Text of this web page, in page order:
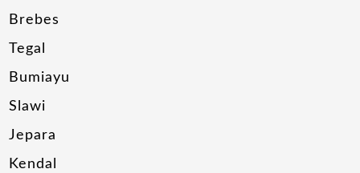
Brebes
Tegal
Bumiayu
Slawi
Jepara
Kendal